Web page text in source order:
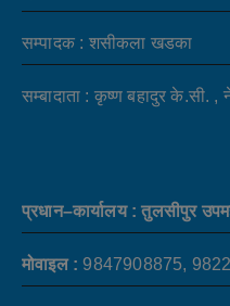
सम्पादक : शसीकला खडका
सम्बादाता : कृष्ण बहादुर के.सी.
प्रधान–कार्यालय : तुलसीपुर
मोवाइल : 9847908875,